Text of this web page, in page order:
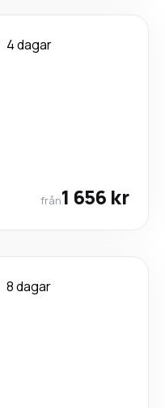
4 dagar
från1 656 kr
8 dagar